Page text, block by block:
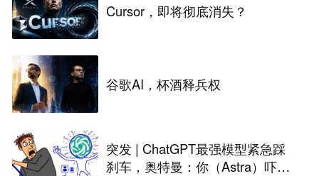
Cursor，即将彻底消失？
谷歌AI，杯酒释兵权
突发 | ChatGPT最强模型紧急踩
刹车，奥特曼：你（Astra）吓到